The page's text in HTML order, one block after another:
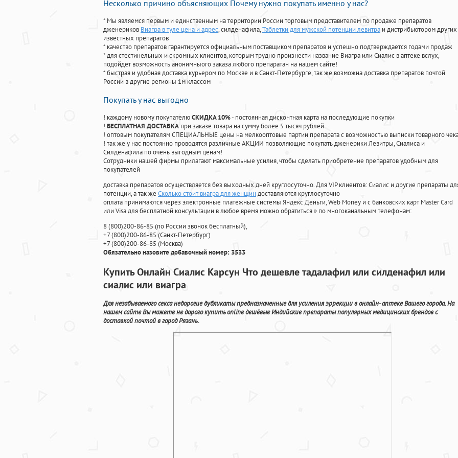
Несколько причино объясняющих Почему нужно покупать именно у нас?
* Мы являемся первым и единственным на территории России торговым представителем по продаже препаратов
дженериков Виагра в туле цена и адрес, силденафила,Таблетки для мужской потенции левитра и дистрибьютором других
известных препаратов
* качество препаратов гарантируется официальным поставщиком препаратов и успешно подтверждается годами продаж
* для стестинельных и скромных клиентов, которым трудно произнести название Виагра или Сиалис в аптеке вслух,
подойдет возможность анонимныого заказа любого препаратан на нашем сайте!
* быстрая и удобная доставка курьером по Москве и в Санкт-Петербурге, так же возможна доставка препаратов почтой
России в другие регионы 1м классом
Покупать у нас выгодно
! каждому новому покупателюСКИДКА 10%- постоянная дисконтная карта на последующие покупки
! БЕСПЛАТНАЯ ДОСТАВКА при заказе товара на сумму более 5 тысяч рублей
! оптовым покупателям СПЕЦИАЛЬНЫЕ цены на мелкооптовые партии препарата с возможностью выписки товарного
! так же у нас постоянно проводятся различные АКЦИИ позволяющие покупать дженерики Левитры, Сиалиса и
Силденафила по очень выгодным ценам!
Cотрудники нашей фирмы прилагают максимальные усилия, чтобы сделать приобретение препаратов удобным для
покупателей
доставка препаратов осуществляется без выходных дней круглосуточно. Для VIP клиентов: Сиалис и другие препараты
потенции, а так же Сколько стоит виагра для женщин доставляются круглосуточно
оплата принимаются через электронные платежные системы Яндекс Деньги, Web Money и с банковских карт Master Card
или Visa для бесплатной консультации в любое время можно обратиться» по многоканальным телефонам:
8(800)200-86-85 (по России звонок бесплатный),
+7(800)200-86-85 (Санкт-Петербург)
+7(800)200-86-85 (Москва)
Обязательно назовите добавочный номер: 3533
Купить Онлайн Сиалис Карсун Что дешевле тадалафил или силденафил или
сиалис или виагра
Для незабываемого секса недорогие дубликаты предназначенные для усиления эррекции в онлайн- аптеке Вашего города. На
нашем сайте Вы можете не дорого купить online дешёвые Индийские препараты популярных медицинских брендов с
доставкой почтой в город Рязань.